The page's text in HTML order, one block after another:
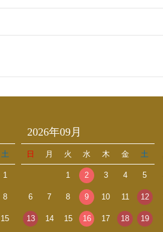
土
1
8
15
2026年09月
日 月 火 水 木 金 土
1 2 3 4 5
6 7 8 9 10 11 12
13 14 15 16 17 18 19